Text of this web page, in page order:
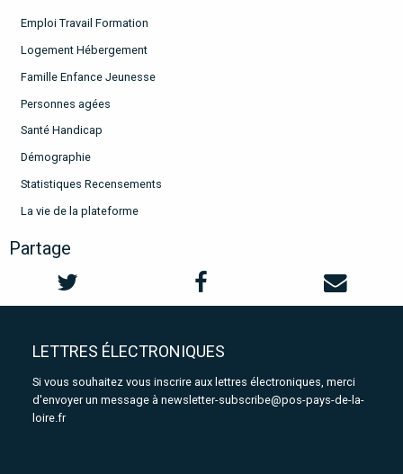
Emploi Travail Formation
Logement Hébergement
Famille Enfance Jeunesse
Personnes agées
Santé Handicap
Démographie
Statistiques Recensements
La vie de la plateforme
Partage
LETTRES ÉLECTRONIQUES
Si vous souhaitez vous inscrire aux lettres électroniques, merci
d'envoyer un message à newsletter-subscribe@pos-pays-de-la-
loire.fr